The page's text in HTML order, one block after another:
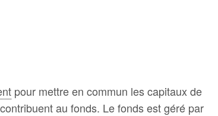
pour mettre en commun les capitaux de
au fonds. Le fonds est géré par